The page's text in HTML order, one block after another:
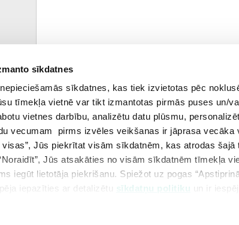
sīkdatnes
sīkdatnes, kas tiek izvietotas pēc
tīmekļa vietnē var tikt izmantotas pirmās puses un/
vietnes darbību, analizētu datu plūsmu,
vecumam pirms izvēles veikšanas ir jāprasa vecāka
visas”, Jūs piekrītat visām sīkdatnēm, kas atrodas
Jūs atsakāties no visām sīkdatnēm tīmekļa
iegūt lietotāja piekrišanu. Spiežot uz pogas
iepazīties ar detalizētu sīkdatņu politiku un ir
marts aprīlis
0